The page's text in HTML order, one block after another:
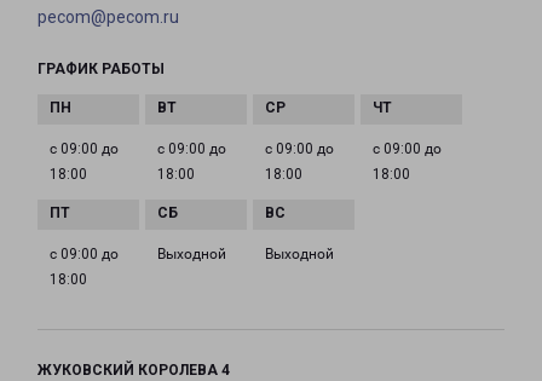
pecom@pecom.ru
ГРАФИК РАБОТЫ
с 09:00 до
18:00
с 09:00 до
18:00
с 09:00 до
18:00
с 09:00 до
18:00
с 09:00 до
18:00
Выходной Выходной
ЖУКОВСКИЙ КОРОЛЕВА 4